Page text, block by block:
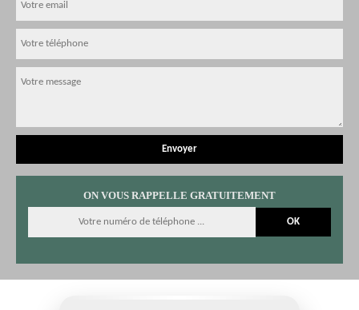
ON VOUS RAPPELLE GRATUITEMENT